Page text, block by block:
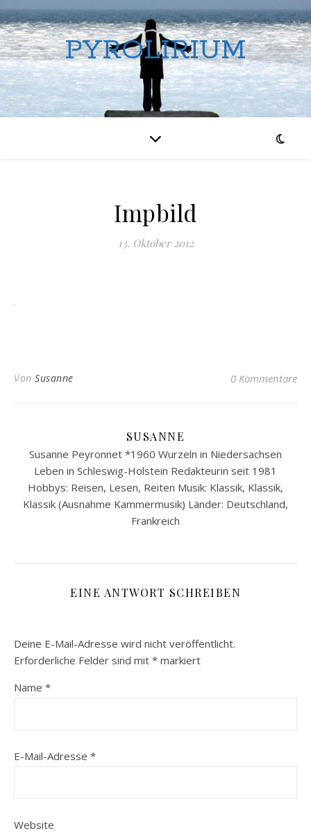
PYROLIRIUM
Impbild
13. Oktober 2012
Von Susanne 0 Kommentare
SUSANNE
Susanne Peyronnet *1960 Wurzeln in Niedersachsen
Leben in Schleswig-Holstein Redakteurin seit 1981
Hobbys: Reisen, Lesen, Reiten Musik: Klassik, Klassik,
Klassik (Ausnahme Kammermusik) Länder: Deutschland,
Frankreich
EINE ANTWORT SCHREIBEN
Deine E-Mail-Adresse wird nicht veröffentlicht.
Erforderliche Felder sind mit * markiert
Name *
E-Mail-Adresse *
Website